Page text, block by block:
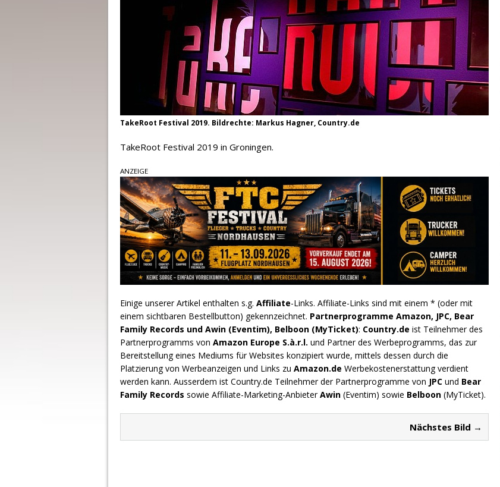
TakeRoot Festival 2019. Bildrechte: Markus Hagner, Country.de
TakeRoot Festival 2019 in Groningen.
ANZEIGE
Einige unserer Artikel enthalten s.g. Affiliate-Links. Affiliate-Links sind mit einem * (oder mit
einem sichtbaren Bestellbutton) gekennzeichnet. Partnerprogramme Amazon, JPC, Bear
Family Records und Awin (Eventim), Belboon (MyTicket): Country.de ist Teilnehmer des
Partnerprogramms von Amazon Europe S.à.r.l. und Partner des Werbeprogramms, das zur
Bereitstellung eines Mediums für Websites konzipiert wurde, mittels dessen durch die
Platzierung von Werbeanzeigen und Links zu Amazon.de Werbekostenerstattung verdient
werden kann. Ausserdem ist Country.de Teilnehmer der Partnerprogramme von JPC und Bear
Family Records sowie Affiliate-Marketing-AnbieterAwin (Eventim) sowie Belboon (MyTicket).
Nächstes Bild →